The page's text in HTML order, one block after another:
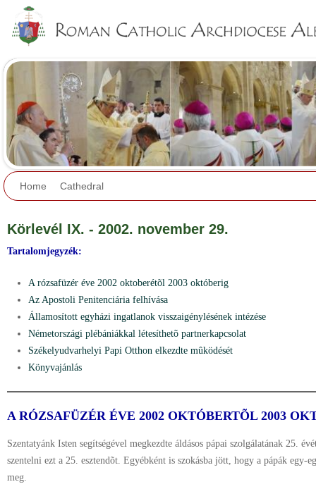
Home Cathedral
Körlevél IX. - 2002. november 29.
Tartalomjegyzék:
A rózsafüzér éve 2002 oktoberétõl 2003 októberig
Az Apostoli Penitenciária felhívása
Államosított egyházi ingatlanok visszaigénylésének intézése
Németországi plébániákkal létesíthetõ partnerkapcsolat
Székelyudvarhelyi Papi Otthon elkezdte mûködését
Könyvajánlás
A RÓZSAFÜZÉR ÉVE 2002 OKTÓBERTÕL 2003
Szentatyánk Isten segítségével megkezdte áldásos pápai szolgálatának 25.
szentelni ezt a 25. esztendõt. Egyébként is szokásba jött, hogy a pápák egy-
meg.